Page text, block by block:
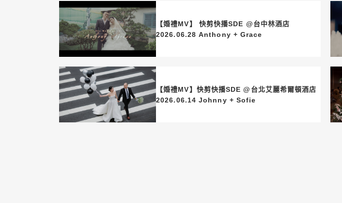
【婚禮MV】 快剪快播SDE @台中林酒店
2026.06.28 Anthony + Grace
【婚禮MV】快剪快播SDE @台北艾麗希爾頓酒店
2026.06.14 Johnny + Sofie